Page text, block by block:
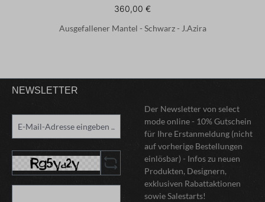
360,00 €
Ausgefallener Mantel - Schwarz - J.Azira
NEWSLETTER
Der Newsletter von select
mode online - 10% Gutschein
für Ihre Erstanmeldung (nicht
auf vorherige Bestellungen
einlösbar) - Infos zu neuen
Produkten, Designern,
exklusiven Rabattaktionen
sowie Salestarts!